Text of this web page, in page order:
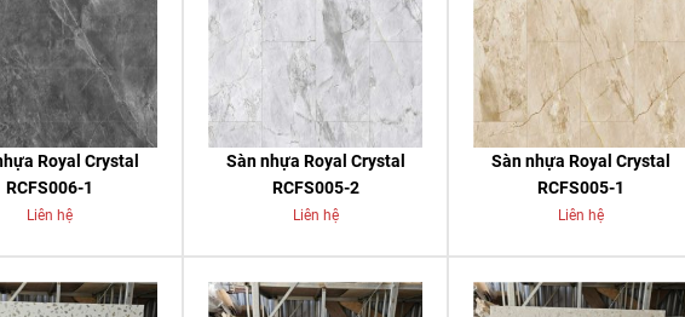
Royal Crystal
RCFS006-1
Liên hệ
Sàn nhựa Royal Crystal
RCFS005-2
Liên hệ
Sàn nhựa Royal Crystal
RCFS005-1
Liên hệ